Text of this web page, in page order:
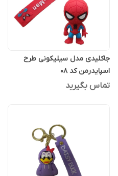
جاکلیدی مدل سیلیکونی طرح
اسپایدرمن کد 08
تماس بگیرید